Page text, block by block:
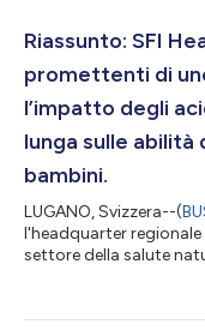
Riassunto: SFI
promettenti di
l’impatto degli
lunga sulle
bambini.
LUGANO, Svizzera--(
l'headquarter regionale
settore della salute
dell'associazione “La